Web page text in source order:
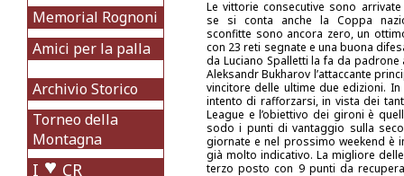
Memorial Rognoni
Amici per la palla
Archivio Storico
Torneo della
Montagna
I CR
Le vittorie consecutive sono
se si conta anche la Coppa
sconfitte sono ancora zero, un
con 23 reti segnate e una buona
da Luciano Spalletti la fa da
Aleksandr Bukharov l’attaccante
vincitore delle ultime due edizioni.
intento di rafforzarsi, in vista dei
League e l’obiettivo dei gironi è
sodo i punti di vantaggio sulla
giornate e nel prossimo weekend
già molto indicativo. La migliore
terzo posto con 9 punti da